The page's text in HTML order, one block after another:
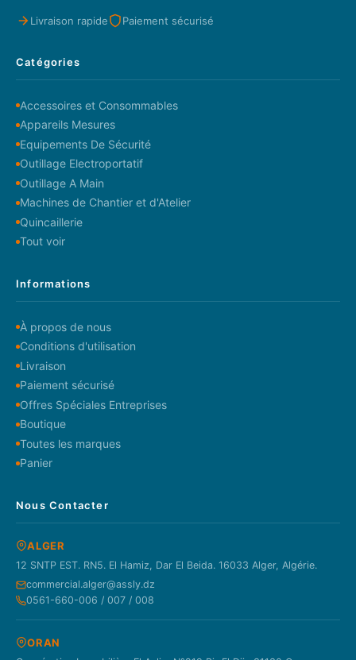
Livraison rapide Paiement sécurisé
Catégories
Accessoires et Consommables
Appareils Mesures
Equipements De Sécurité
Outillage Electroportatif
Outillage A Main
Machines de Chantier et d'Atelier
Quincaillerie
Tout voir
Informations
À propos de nous
Conditions d'utilisation
Livraison
Paiement sécurisé
Offres Spéciales Entreprises
Boutique
Toutes les marques
Panier
Nous Contacter
ALGER
12 SNTP EST. RN5. El Hamiz, Dar El Beida. 16033 Alger, Algérie.
commercial.alger@assly.dz
0561-660-006 / 007 / 008
ORAN